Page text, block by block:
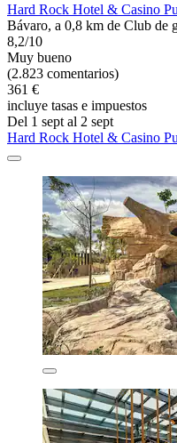
Hard Rock Hotel & Casino
Bávaro, a 0,8 km de Club de
8,2/10
Muy bueno
(2.823 comentarios)
361 €
incluye tasas e impuestos
Del 1 sept al 2 sept
Hard Rock Hotel & Casino